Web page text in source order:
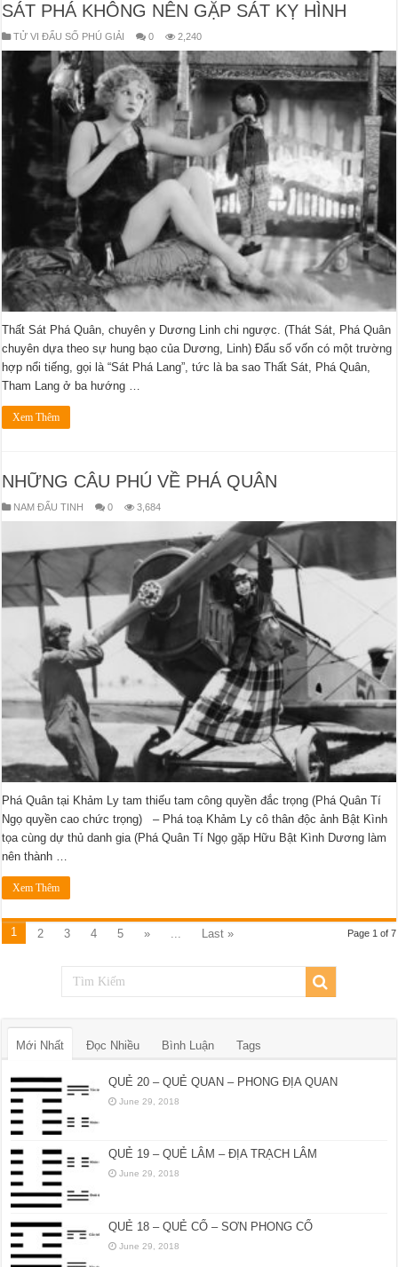
SÁT PHÁ KHÔNG NÊN GẶP SÁT KỴ HÌNH
TỬ VI ĐẨU SỐ PHÚ GIẢI 0 2,240
Thất Sát Phá Quân, chuyên y Dương Linh chi ngược. (Thát Sát, Phá Quân
chuyên dựa theo sự hung bạo của Dương, Linh) Đẩu số vốn có một trường
hợp nổi tiếng, gọi là “Sát Phá Lang”, tức là ba sao Thất Sát, Phá Quân,
Tham Lang ở ba hướng …
Xem Thêm
NHỮNG CÂU PHÚ VỀ PHÁ QUÂN
NAM ĐẨU TINH 0 3,684
Phá Quân tại Khảm Ly tam thiếu tam công quyền đắc trọng (Phá Quân Tí
Ngọ quyền cao chức trọng) – Phá toạ Khảm Ly cô thân độc ảnh Bật Kình
tọa cùng dự thủ danh gia (Phá Quân Tí Ngọ gặp Hữu Bật Kình Dương làm
nên thành …
Xem Thêm
Page 1 of 7
1 2 3 4 5 » ... Last »
Mới Nhất Đọc Nhiều Bình Luận Tags
QUẺ 20 – QUẺ QUAN – PHONG ĐỊA QUAN
June 29, 2018
QUẺ 19 – QUẺ LÂM – ĐỊA TRẠCH LÂM
June 29, 2018
QUẺ 18 – QUẺ CỔ – SƠN PHONG CỔ
June 29, 2018